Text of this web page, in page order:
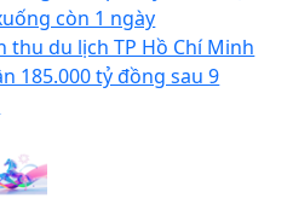
còn 1 ngày
thu du lịch TP Hồ Chí Minh
185.000 tỷ đồng sau 9